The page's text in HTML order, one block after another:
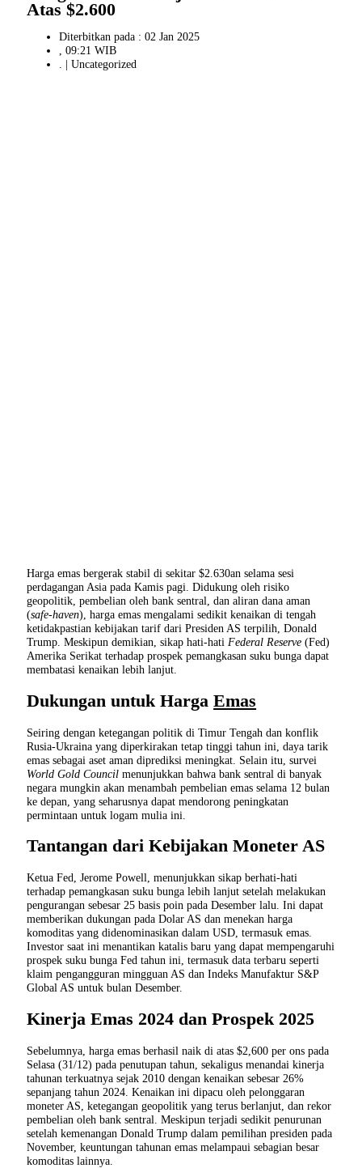
Atas $2.600
Diterbitkan pada : 02 Jan 2025
, 09:21 WIB
. | Uncategorized
Harga emas bergerak stabil di sekitar $2.630an selama sesi
perdagangan Asia pada Kamis pagi. Didukung oleh risiko
geopolitik, pembelian oleh bank sentral, dan aliran dana aman
(safe-haven), harga emas mengalami sedikit kenaikan di tengah
ketidakpastian kebijakan tarif dari Presiden AS terpilih, Donald
Trump. Meskipun demikian, sikap hati-hati Federal Reserve (Fed)
Amerika Serikat terhadap prospek pemangkasan suku bunga dapat
membatasi kenaikan lebih lanjut.
Dukungan untuk HargaEmas
Seiring dengan ketegangan politik di Timur Tengah dan konflik
Rusia-Ukraina yang diperkirakan tetap tinggi tahun ini, daya tarik
emas sebagai aset aman diprediksi meningkat. Selain itu, survei
World Gold Council menunjukkan bahwa bank sentral di banyak
negara mungkin akan menambah pembelian emas selama 12 bulan
ke depan, yang seharusnya dapat mendorong peningkatan
permintaan untuk logam mulia ini.
Tantangan dari Kebijakan Moneter AS
Ketua Fed, Jerome Powell, menunjukkan sikap berhati-hati
terhadap pemangkasan suku bunga lebih lanjut setelah melakukan
pengurangan sebesar 25 basis poin pada Desember lalu. Ini dapat
memberikan dukungan pada Dolar AS dan menekan harga
komoditas yang didenominasikan dalam USD, termasuk emas.
Investor saat ini menantikan katalis baru yang dapat mempengaruhi
prospek suku bunga Fed tahun ini, termasuk data terbaru seperti
klaim pengangguran mingguan AS dan Indeks Manufaktur S&P
Global AS untuk bulan Desember.
Kinerja Emas 2024 dan Prospek 2025
Sebelumnya, harga emas berhasil naik di atas $2,600 per ons pada
Selasa (31/12) pada penutupan tahun, sekaligus menandai kinerja
tahunan terkuatnya sejak 2010 dengan kenaikan sebesar 26%
sepanjang tahun 2024. Kenaikan ini dipacu oleh pelonggaran
moneter AS, ketegangan geopolitik yang terus berlanjut, dan rekor
pembelian oleh bank sentral. Meskipun terjadi sedikit penurunan
setelah kemenangan Donald Trump dalam pemilihan presiden pada
November, keuntungan tahunan emas melampaui sebagian besar
komoditas lainnya.